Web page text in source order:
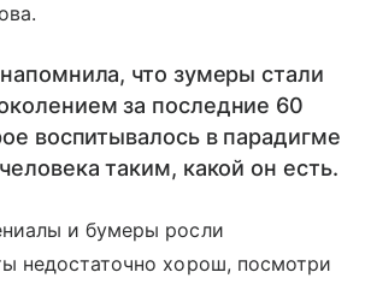
что зумеры стали
за последние 60
воспитывалось в парадигме
таким, какой он есть.
и бумеры росли
недостаточно хорош, посмотри